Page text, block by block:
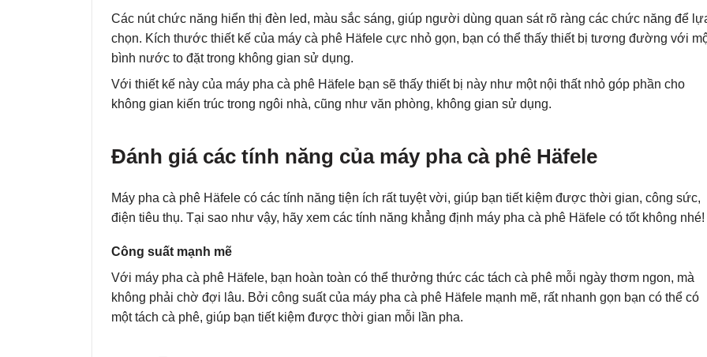
Các nút chức năng hiển thị đèn led, màu sắc sáng, giúp người dùng quan sát rõ ràng các chức năng để
chọn. Kích thước thiết kế của máy cà phê Häfele cực nhỏ gọn, bạn có thể thấy thiết bị tương đường với
bình nước to đặt trong không gian sử dụng.
Với thiết kế này của máy pha cà phê Häfele bạn sẽ thấy thiết bị này như một nội thất nhỏ góp phần cho
không gian kiến trúc trong ngôi nhà, cũng như văn phòng, không gian sử dụng.
Đánh giá các tính năng của máy pha cà phê Häfele
Máy pha cà phê Häfele có các tính năng tiện ích rất tuyệt vời, giúp bạn tiết kiệm được thời gian, công sức,
điện tiêu thụ. Tại sao như vậy, hãy xem các tính năng khẳng định máy pha cà phê Häfele có tốt không nhé!
Công suất mạnh mẽ
Với máy pha cà phê Häfele, bạn hoàn toàn có thể thưởng thức các tách cà phê mỗi ngày thơm ngon, mà
không phải chờ đợi lâu. Bởi công suất của máy pha cà phê Häfele mạnh mẽ, rất nhanh gọn bạn có thể có
một tách cà phê, giúp bạn tiết kiệm được thời gian mỗi lần pha.